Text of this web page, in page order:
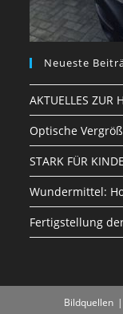
Neueste
AKTUELLES ZUR
Optische
STARK FÜR
Wundermittel:
Fertigstellung
Bildquellen